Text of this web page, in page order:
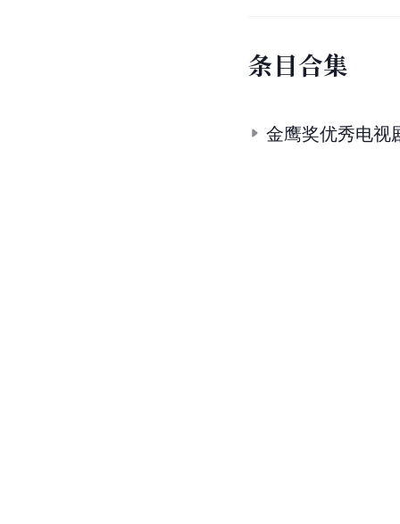
条目合集
金鹰奖优秀电视